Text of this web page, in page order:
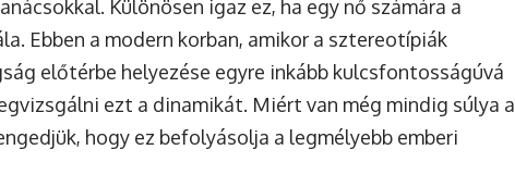
Különösen igaz ez, ha egy nő számára a
Ebben a modern korban, amikor a sztereotípiák
előtérbe helyezése egyre inkább kulcsfontosságúvá
ezt a dinamikát. Miért van még mindig súlya a
hogy ez befolyásolja a legmélyebb emberi